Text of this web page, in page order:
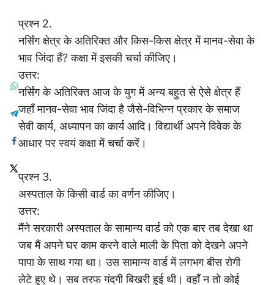
प्रश्न 2.
नर्सिंग क्षेत्र के अतिरिक्त और किस-किस क्षेत्र में मानव-सेवा के
भाव जिंदा हैं? कक्षा में इसकी चर्चा कीजिए।
उत्तर:
नर्सिंग के अतिरिक्त आज के युग में अन्य बहुत से ऐसे क्षेत्र हैं
जहाँ मानव-सेवा भाव जिंदा है जैसे-विभिन्न प्रकार के समाज
सेवी कार्य, अध्यापन का कार्य आदि। विद्यार्थी अपने विवेक के
आधार पर स्वयं कक्षा में चर्चा करें।
प्रश्न 3.
अस्पताल के किसी वार्ड का वर्णन कीजिए।
उत्तर:
मैंने सरकारी अस्पताल के सामान्य वार्ड को एक बार तब देखा था
जब मैं अपने घर काम करने वाले माली के पिता को देखने अपने
पापा के साथ गया था। उस सामान्य वार्ड में लगभग बीस रोगी
लेटे हुए थे। सब तरफ गंदगी बिखरी हुई थी। वहाँ न तो कोई